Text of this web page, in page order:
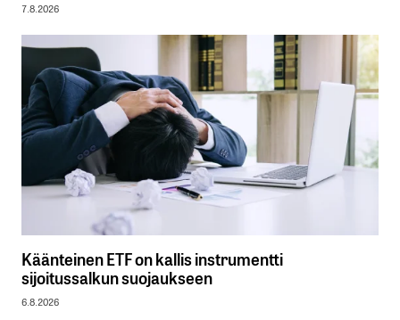
7.8.2026
Käänteinen ETF on kallis instrumentti
sijoitussalkun suojaukseen
6.8.2026